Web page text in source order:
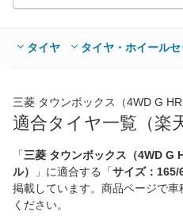
タイヤ タイヤ・ホイールセ
三菱 タウンボックス（4WD G
適合タイヤ一覧（楽
「三菱 タウンボックス（4WD G
ル）
」に適合する「サイズ：165/
掲載しています。商品ページで
ください。